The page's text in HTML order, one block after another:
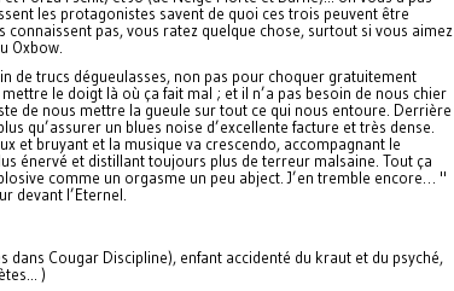
les protagonistes savent de quoi ces trois peuvent être
connaissent pas, vous ratez quelque chose, surtout si vous aimez
Oxbow.
de trucs dégueulasses, non pas pour choquer gratuitement
le doigt là où ça fait mal ; et il n’a pas besoin de nous chier
de nous mettre la gueule sur tout ce qui nous entoure. Derrière
qu’assurer un blues noise d’excellente facture et très dense.
et bruyant et la musique va crescendo, accompagnant le
énervé et distillant toujours plus de terreur malsaine. Tout ça
comme un orgasme un peu abject. J’en tremble encore… "
devant l’Eternel.
dans Cougar Discipline), enfant accidenté du kraut et du psyché,
)